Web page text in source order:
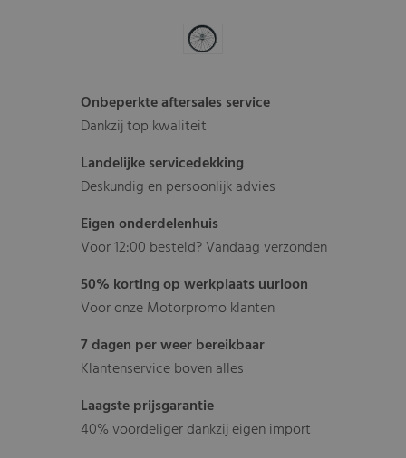
Onbeperkte aftersales service
Dankzij top kwaliteit
Landelijke servicedekking
Deskundig en persoonlijk advies
Eigen onderdelenhuis
Voor 12:00 besteld? Vandaag verzonden
50% korting op werkplaats uurloon
Voor onze Motorpromo klanten
7 dagen per weer bereikbaar
Klantenservice boven alles
Laagste prijsgarantie
40% voordeliger dankzij eigen import